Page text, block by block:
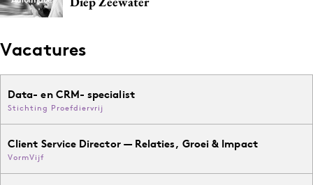
Vacatures
Data- en CRM- specialist
Stichting Proefdiervrij
Client Service Director — Relaties, Groei & Impact
VormVijf